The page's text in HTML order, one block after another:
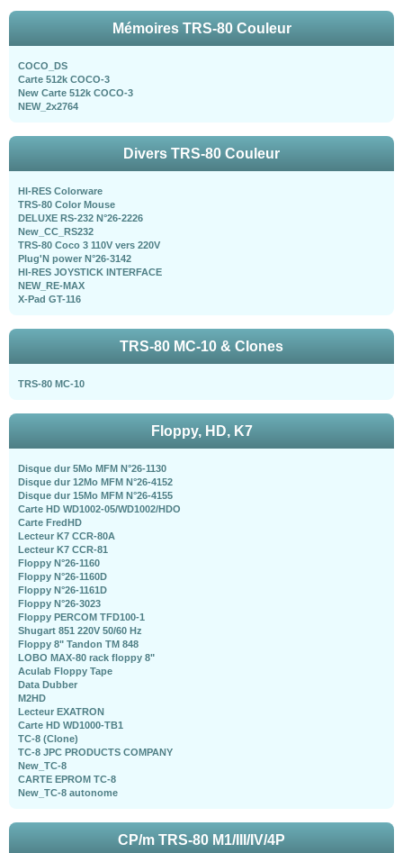
Mémoires TRS-80 Couleur
COCO_DS
Carte 512k COCO-3
New Carte 512k COCO-3
NEW_2x2764
Divers TRS-80 Couleur
HI-RES Colorware
TRS-80 Color Mouse
DELUXE RS-232 N°26-2226
New_CC_RS232
TRS-80 Coco 3 110V vers 220V
Plug'N power N°26-3142
HI-RES JOYSTICK INTERFACE
NEW_RE-MAX
X-Pad GT-116
TRS-80 MC-10 & Clones
TRS-80 MC-10
Floppy, HD, K7
Disque dur 5Mo MFM N°26-1130
Disque dur 12Mo MFM N°26-4152
Disque dur 15Mo MFM N°26-4155
Carte HD WD1002-05/WD1002/HDO
Carte FredHD
Lecteur K7 CCR-80A
Lecteur K7 CCR-81
Floppy N°26-1160
Floppy N°26-1160D
Floppy N°26-1161D
Floppy N°26-3023
Floppy PERCOM TFD100-1
Shugart 851 220V 50/60 Hz
Floppy 8" Tandon TM 848
LOBO MAX-80 rack floppy 8"
Aculab Floppy Tape
Data Dubber
M2HD
Lecteur EXATRON
Carte HD WD1000-TB1
TC-8 (Clone)
TC-8 JPC PRODUCTS COMPANY
New_TC-8
CARTE EPROM TC-8
New_TC-8 autonome
CP/m TRS-80 M1/III/IV/4P